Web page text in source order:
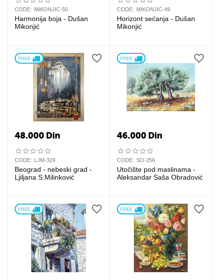
CODE: MIKONJIĆ-50
Harmonija boja - Dušan
Mikonjić
CODE: MIKONJIĆ-49
Horizont sećanja - Dušan
Mikonjić
FREE
48.000 Din
CODE: LJM-329
Beograd - nebeski grad -
Ljiljana S.Milinković
FREE
46.000 Din
CODE: SO-256
Utočište pod maslinama -
Aleksandar Saša Obradović
FREE FREE